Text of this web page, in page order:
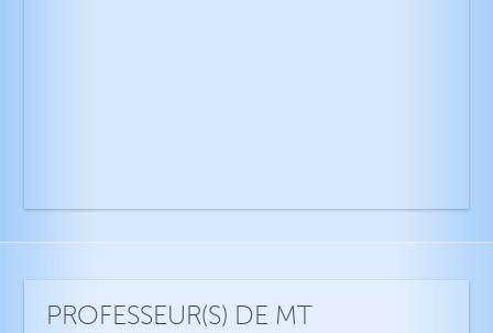
PROFESSEUR(S) DE MT